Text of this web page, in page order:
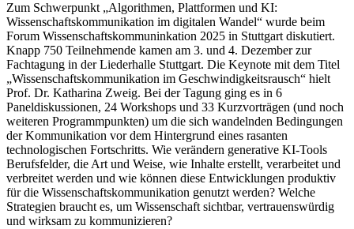
Zum Schwerpunkt „Algorithmen, Plattformen und KI:
Wissenschaftskommunikation im digitalen Wandel“ wurde beim
Forum Wissenschaftskommuninkation 2025 in Stuttgart diskutiert.
Knapp 750 Teilnehmende kamen am 3. und 4. Dezember zur
Fachtagung in der Liederhalle Stuttgart. Die Keynote mit dem Titel
„Wissenschaftskommunikation im Geschwindigkeitsrausch“ hielt
Prof. Dr. Katharina Zweig. Bei der Tagung ging es in 6
Paneldiskussionen, 24 Workshops und 33 Kurzvorträgen (und noch
weiteren Programmpunkten) um die sich wandelnden Bedingungen
der Kommunikation vor dem Hintergrund eines rasanten
technologischen Fortschritts. Wie verändern generative KI-Tools
Berufsfelder, die Art und Weise, wie Inhalte erstellt, verarbeitet und
verbreitet werden und wie können diese Entwicklungen produktiv
für die Wissenschaftskommunikation genutzt werden? Welche
Strategien braucht es, um Wissenschaft sichtbar, vertrauenswürdig
und wirksam zu kommunizieren?